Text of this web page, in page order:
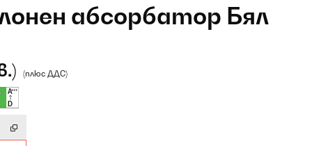
абсорбатор Бял
(плюс ДДС)